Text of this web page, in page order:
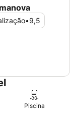
•9,5
Piscina